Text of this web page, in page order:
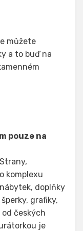
můžete
a to buď na
pouze na
komplexu
doplňky
grafiky,
českých
je